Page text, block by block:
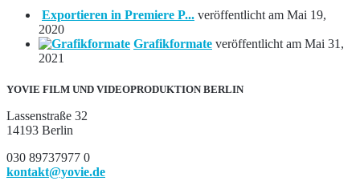
Exportieren in Premiere P... veröffentlicht am Mai 19,
2020
Grafikformate veröffentlicht am Mai 31,
2021
YOVIE FILM UND VIDEOPRODUKTION BERLIN
Lassenstraße 32
14193 Berlin
030 89737977 0
kontakt@yovie.de